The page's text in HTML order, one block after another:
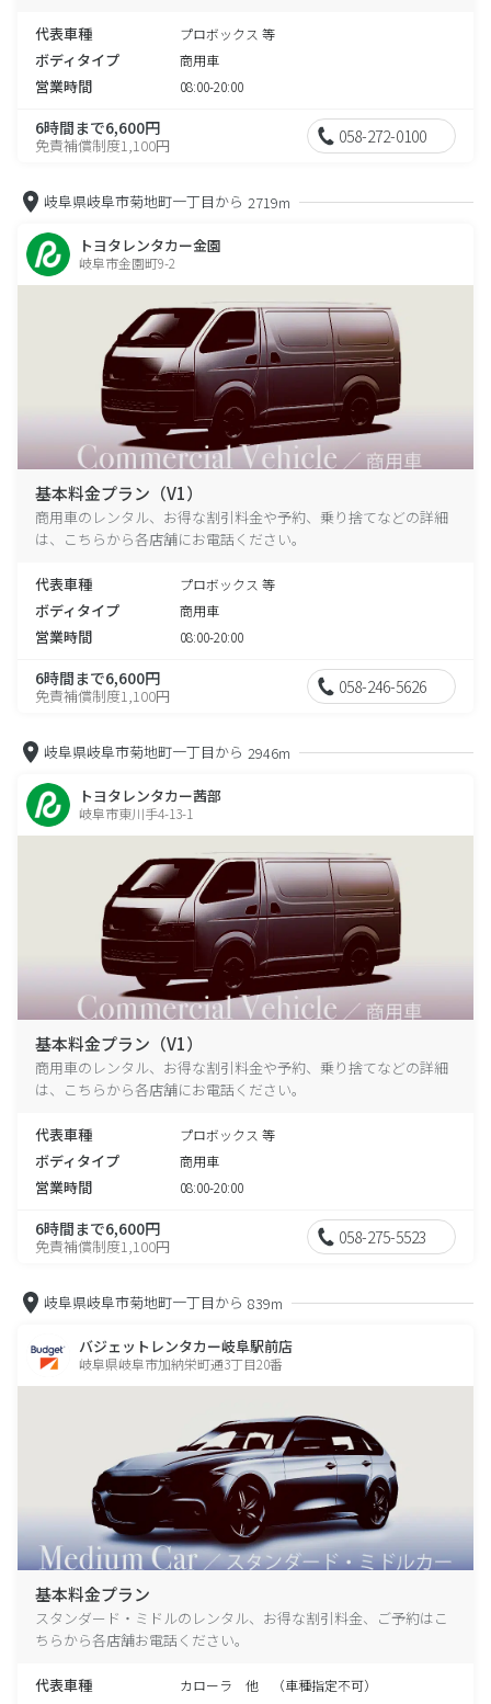
代表車種 プロボックス 等
ボディタイプ 商用車
営業時間 08:00-20:00
6時間まで6,600円
免責補償制度1,100円 058-272-0100
岐阜県岐阜市菊地町一丁目から 2719m
トヨタレンタカー金園
岐阜市金園町9-2
基本料金プラン（V1）
商用車のレンタル、お得な割引料金や予約、乗り捨てなどの詳細
は、こちらから各店舗にお電話ください。
代表車種 プロボックス 等
ボディタイプ 商用車
営業時間 08:00-20:00
6時間まで6,600円
免責補償制度1,100円 058-246-5626
岐阜県岐阜市菊地町一丁目から 2946m
トヨタレンタカー茜部
岐阜市東川手4-13-1
基本料金プラン（V1）
商用車のレンタル、お得な割引料金や予約、乗り捨てなどの詳細
は、こちらから各店舗にお電話ください。
代表車種 プロボックス 等
ボディタイプ 商用車
営業時間 08:00-20:00
6時間まで6,600円
免責補償制度1,100円 058-275-5523
岐阜県岐阜市菊地町一丁目から 839m
バジェットレンタカー岐阜駅前店
岐阜県岐阜市加納栄町通3丁目20番
基本料金プラン
スタンダード・ミドルのレンタル、お得な割引料金、ご予約はこ
ちらから各店舗お電話ください。
代表車種 カローラ 他 （車種指定不可）